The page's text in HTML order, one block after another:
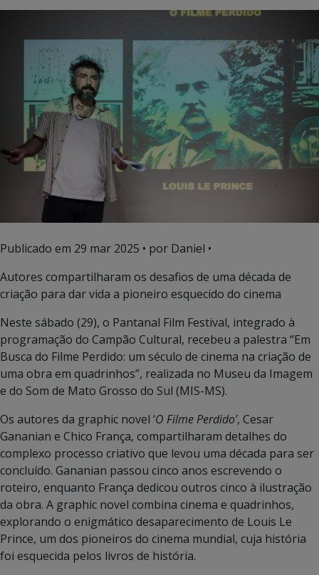
Publicado em 29 mar 2025 • por Daniel •
Autores compartilharam os desafios de uma década de
criação para dar vida a pioneiro esquecido do cinema
Neste sábado (29), o Pantanal Film Festival, integrado à
programação do Campão Cultural, recebeu a palestra “Em
Busca do Filme Perdido: um século de cinema na criação de
uma obra em quadrinhos”, realizada no Museu da Imagem
e do Som de Mato Grosso do Sul (MIS-MS).
Os autores da graphic novel ‘O Filme Perdido’, Cesar
Gananian e Chico França, compartilharam detalhes do
complexo processo criativo que levou uma década para ser
concluído. Gananian passou cinco anos escrevendo o
roteiro, enquanto França dedicou outros cinco à ilustração
da obra. A graphic novel combina cinema e quadrinhos,
explorando o enigmático desaparecimento de Louis Le
Prince, um dos pioneiros do cinema mundial, cuja história
foi esquecida pelos livros de história.